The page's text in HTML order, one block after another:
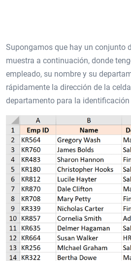
Supongamos que hay un conjunto
muestra a continuación, donde
empleado, su nombre y su
rápidamente la dirección de la
departamento para la identificación